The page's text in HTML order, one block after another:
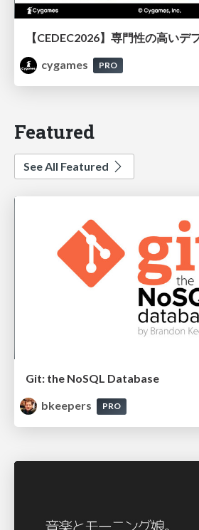
cygames
PRO
Featured
See All Featured
Git: the NoSQL Database
bkeepers
PRO